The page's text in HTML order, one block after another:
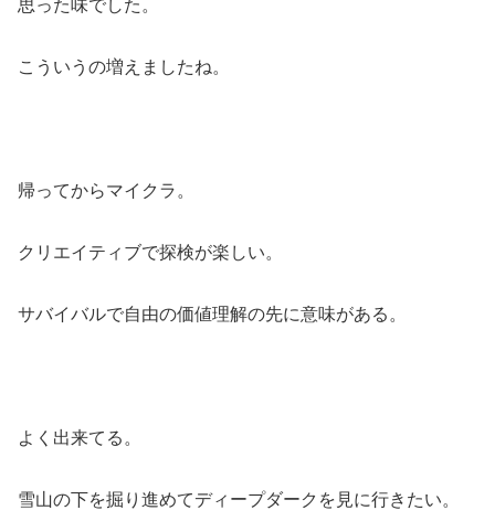
思った味でした。
こういうの増えましたね。
帰ってからマイクラ。
クリエイティブで探検が楽しい。
サバイバルで自由の価値理解の先に意味がある。
よく出来てる。
雪山の下を掘り進めてディープダークを見に行きたい。